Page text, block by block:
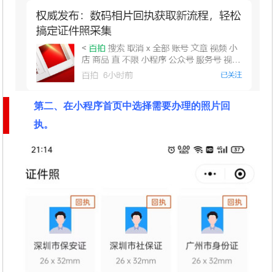
第二、在小程序首页中选择需要办理的照片回
执。